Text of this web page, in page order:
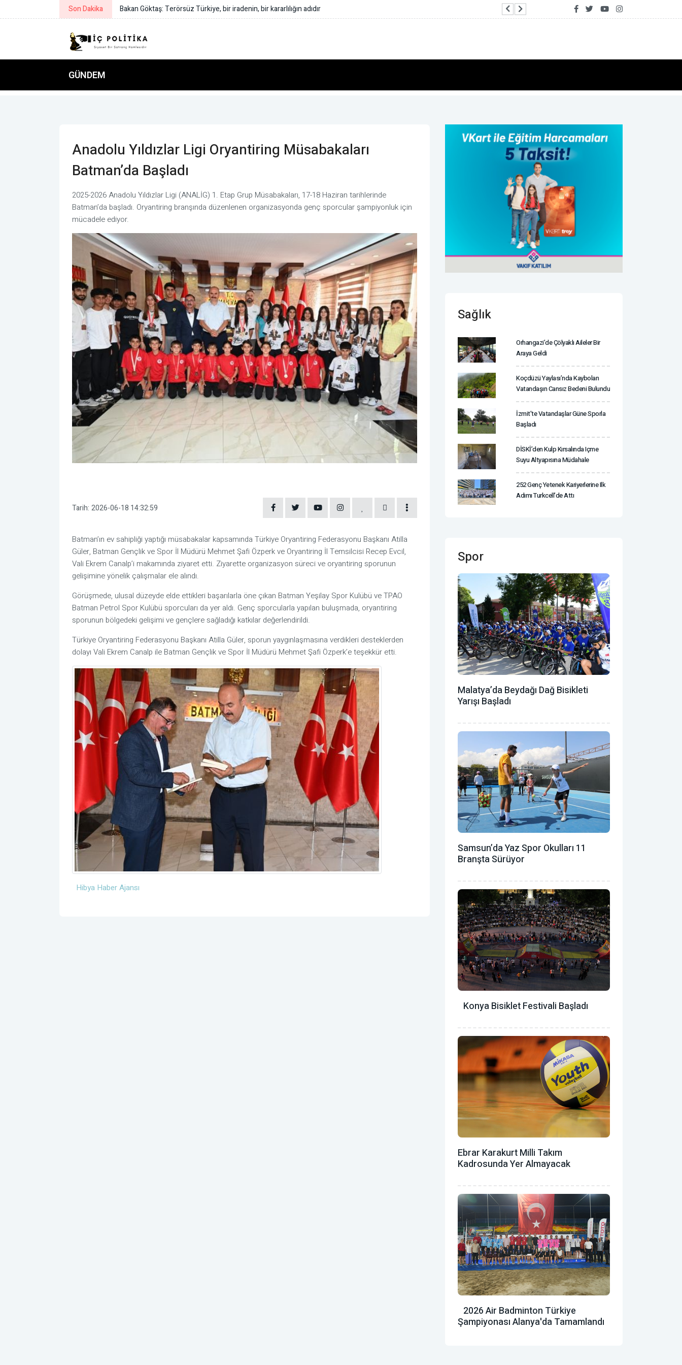
Son Dakika Duran: Mekke Ortak Savunma Anlaşması bölgesel güvenlik için tarihi bir adım Bakan Bolat: Türkiye Yüzyılı hedefleri
GÜNDEM
Anadolu Yıldızlar Ligi Oryantiring Müsabakaları
Batman’da Başladı
2025-2026 Anadolu Yıldızlar Ligi (ANALİG) 1. Etap Grup Müsabakaları, 17-18 Haziran tarihlerinde
Batman’da başladı. Oryantiring branşında düzenlenen organizasyonda genç sporcular şampiyonluk için
mücadele ediyor.
Tarih: 2026-06-18 14:32:59
Batman’ın ev sahipliği yaptığı müsabakalar kapsamında Türkiye Oryantiring Federasyonu Başkanı Atilla
Güler, Batman Gençlik ve Spor İl Müdürü Mehmet Şafi Özperk ve Oryantiring İl Temsilcisi Recep Evcil,
Vali Ekrem Canalp’i makamında ziyaret etti. Ziyarette organizasyon süreci ve oryantiring sporunun
gelişimine yönelik çalışmalar ele alındı.
Görüşmede, ulusal düzeyde elde ettikleri başarılarla öne çıkan Batman Yeşilay Spor Kulübü ve TPAO
Batman Petrol Spor Kulübü sporcuları da yer aldı. Genç sporcularla yapılan buluşmada, oryantiring
sporunun bölgedeki gelişimi ve gençlere sağladığı katkılar değerlendirildi.
Türkiye Oryantiring Federasyonu Başkanı Atilla Güler, sporun yaygınlaşmasına verdikleri desteklerden
dolayı Vali Ekrem Canalp ile Batman Gençlik ve Spor İl Müdürü Mehmet Şafi Özperk’e teşekkür etti.
Hibya Haber Ajansı
Sağlık
Orhangazi’de Çölyaklı Aileler Bir
Araya Geldi
Koçdüzü Yaylası’nda Kaybolan
Vatandaşın Cansız Bedeni Bulundu
İzmit'te Vatandaşlar Güne Sporla
Başladı
DİSKİ’den Kulp Kırsalında Içme
Suyu Altyapısına Müdahale
252 Genç Yetenek Kariyerlerine Ilk
Adımı Turkcell’de Attı
Spor
Malatya’da Beydağı Dağ Bisikleti
Yarışı Başladı
Samsun’da Yaz Spor Okulları 11
Branşta Sürüyor
Konya Bisiklet Festivali Başladı
Ebrar Karakurt Milli Takım
Kadrosunda Yer Almayacak
2026 Air Badminton Türkiye
Şampiyonası Alanya'da Tamamlandı